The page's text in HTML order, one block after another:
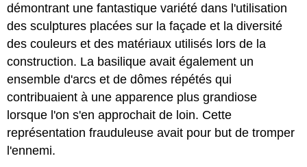
démontrant une fantastique variété dans l'utilisation
des sculptures placées sur la façade et la diversité
des couleurs et des matériaux utilisés lors de la
construction. La basilique avait également un
ensemble d'arcs et de dômes répétés qui
contribuaient à une apparence plus grandiose
lorsque l'on s'en approchait de loin. Cette
représentation frauduleuse avait pour but de tromper
l'ennemi.